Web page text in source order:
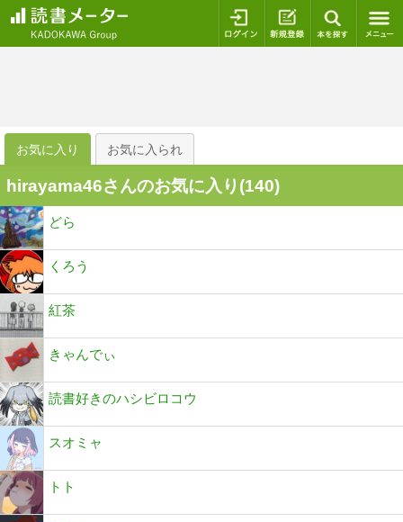
ログイン 新規登録
お気に入り お気に入られ
hirayama46さんのお気に入り(140)
どら
くろう
紅茶
きゃんでぃ
読書好きのハシビロコウ
スオミャ
トト